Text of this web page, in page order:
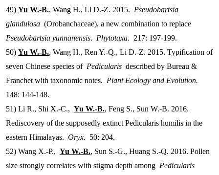
49) Yu W.-B., Wang H., Li D.-Z. 2015. Pseudobartsia
glandulosa (Orobanchaceae), a new combination to replace
Pseudobartsia yunnanensis. Phytotaxa. 217: 197-199.
50) Yu W.-B., Wang H., Ren Y.-Q., Li D.-Z. 2015. Typification of
seven Chinese species of Pedicularis described by Bureau &
Franchet with taxonomic notes. Plant Ecology and Evolution.
148: 144-148.
51) Li R., Shi X.-C., Yu W.-B., Feng S., Sun W.-B. 2016.
Rediscovery of the supposedly extinct Pedicularis humilis in the
eastern Himalayas. Oryx. 50: 204.
52) Wang X.-P., Yu W.-B., Sun S.-G., Huang S.-Q. 2016. Pollen
size strongly correlates with stigma depth among Pedicularis